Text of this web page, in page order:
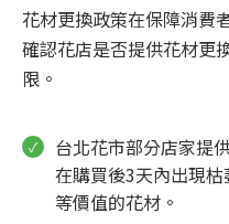
花材更換政策在保障消費
確認花店是否提供花材更
限。
台北花市部分店家提
在購買後3天內出現
等價值的花材。